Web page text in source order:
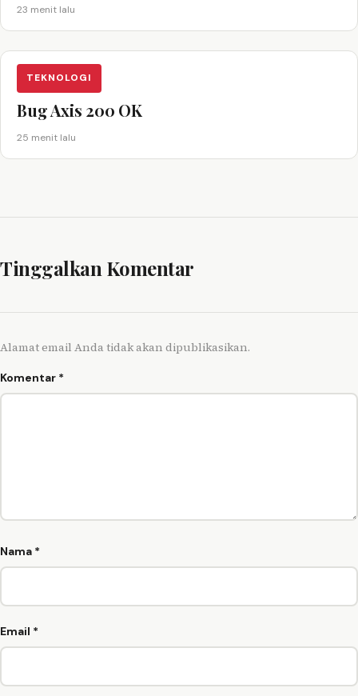
23 menit lalu
TEKNOLOGI
Bug Axis 200 OK
25 menit lalu
Tinggalkan Komentar
Alamat email Anda tidak akan dipublikasikan.
Komentar *
Nama *
Email *